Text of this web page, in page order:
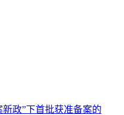
政”下首批获准备案的